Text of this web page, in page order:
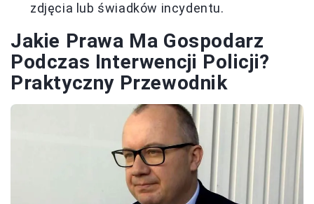
zdjęcia lub świadków incydentu.
Jakie Prawa Ma Gospodarz
Podczas Interwencji Policji?
Praktyczny Przewodnik